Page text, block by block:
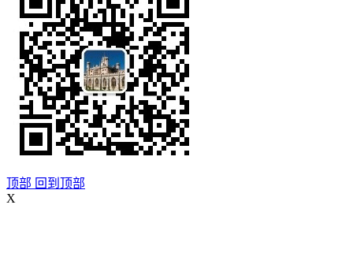
顶部 回到顶部
X